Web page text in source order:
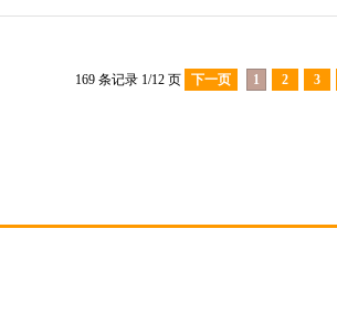
169 条记录 1/12 页 下一页 1 2 3